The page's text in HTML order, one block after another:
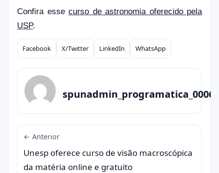
Confira esse curso de astronomia oferecido pela
USP.
Compartilhar
Facebook X/Twitter LinkedIn WhatsApp
spunadmin_programatica_0006
← Anterior
Unesp oferece curso de visão macroscópica
da matéria online e gratuito